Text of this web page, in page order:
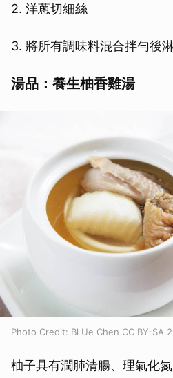
2. 洋蔥切細絲
3. 將所有調味料混合拌勻後
湯品：養生柚香雞湯
Photo Credit: Bl Ue Chen CC BY-SA
柚子具有潤肺清腸、理氣化